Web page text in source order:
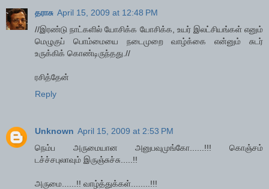
தராசு April 15, 2009 at 12:48 PM
//இரண்டு நாட்களில் யோசிக்க யோசிக்க, உயர் இலட்சியங்கள் எனும்
மெழுகுப் பொம்மையை நடைமுறை வாழ்க்கை என்னும் சுடர்
உருக்கிக் கொண்டிருந்தது.//
ரசித்தேன்
Reply
Unknown April 15, 2009 at 2:53 PM
நெம்ப அருமையான அனுபவுமுங்கோ......!!! கொஞ்சம்
டச்ச்சபுலாவும் இருஞ்சுச்சு.....!!
அருமை......!! வாழ்த்துக்கள்........!!!